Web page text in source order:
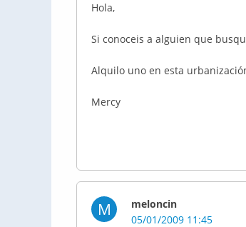
Hola,
Si conoceis a alguien que
Alquilo uno en esta
Mercy
M
meloncin
05/01/2009 11:45